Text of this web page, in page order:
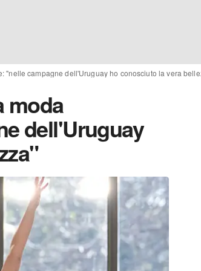
"nelle campagne dell'Uruguay ho conosciuto la vera
moda
dell'Uruguay